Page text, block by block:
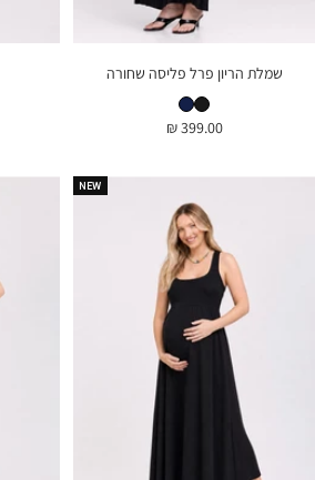
שמלת הריון פרל פליסה שחורה
שמלת הריון פרל פליסה שחורה
שמלת הריון פרל פליסה נייבי
מחיר
399.00 ₪
NEW